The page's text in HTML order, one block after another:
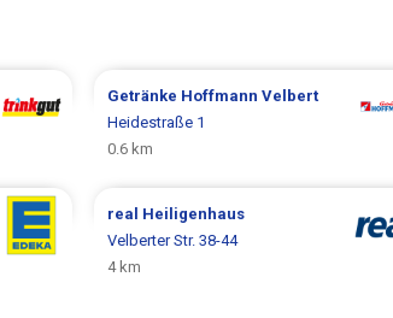
Getränke Hoffmann Velbert
Heidestraße 1
0.6 km
real Heiligenhaus
Velberter Str. 38-44
4 km